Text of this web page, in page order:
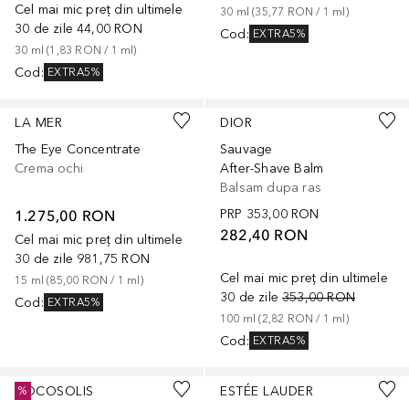
Cel mai mic preț din ultimele
30 de zile 44,00 RON
30 ml (1,83 RON / 1 ml)
Cod : EXTRA5%
30 ml (35,77 RON / 1 ml )
Cod : EXTRA5%
LA MER
The Eye Concentrate
Crema ochi
1.275,00 RON
Cel mai mic preț din ultimele
30 de zile 981,75 RON
15 ml (85,00 RON / 1 ml )
Cod : EXTRA5%
DIOR
Sauvage
After-Shave Balm
Balsam dupa ras
PRP 353,00 RON
282,40 RON
Cel mai mic preț din ultimele
30 de zile 353,00 RON
100 ml (2,82 RON / 1 ml )
Cod : EXTRA5%
COCOSOLIS
%
ESTÉE LAUDER